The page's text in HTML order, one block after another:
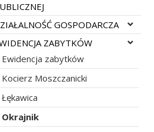
menu GOSPODARCZA
menuZABYTKÓW
Ewidencja zabytków
Kocierz Moszczanicki
Łękawica
Okrajnik